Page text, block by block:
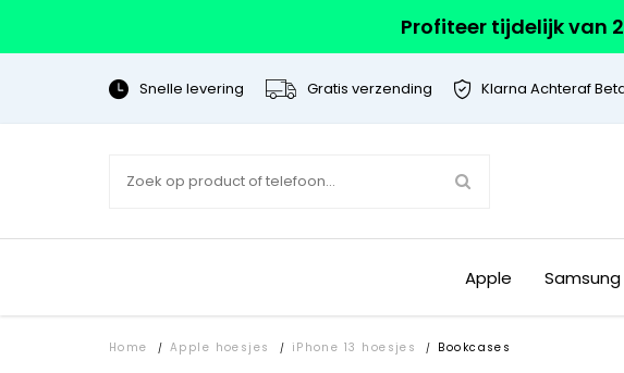
Profiteer tijdelijk van
Snelle levering Gratis verzending Klarna Achteraf
Apple Samsung
Home / Apple hoesjes / iPhone 13 hoesjes / Bookcases